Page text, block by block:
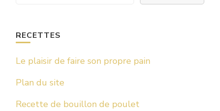
RECETTES
Le plaisir de faire son propre pain
Plan du site
Recette de bouillon de poulet